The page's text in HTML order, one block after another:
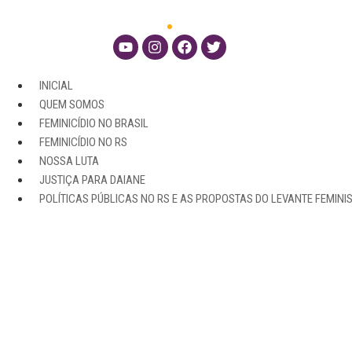
INICIAL
QUEM SOMOS
FEMINICÍDIO NO BRASIL
FEMINICÍDIO NO RS
NOSSA LUTA
JUSTIÇA PARA DAIANE
POLÍTICAS PÚBLICAS NO RS E AS PROPOSTAS DO LEVANTE